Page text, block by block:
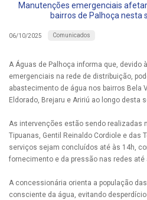
Manutenções emergenciais
bairros de Palhoça nesta
06/10/2025 Comunicados
A Águas de Palhoça informa que, devido
emergenciais na rede de distribuição,
abastecimento de água nos bairros Bela
Eldorado, Brejaru e Aririú ao longo desta
As intervenções estão sendo realizadas
Tipuanas, Gentil Reinaldo Cordiole e das
serviços sejam concluídos até às 14h,
fornecimento e da pressão nas redes até
A concessionária orienta a população
consciente da água, evitando